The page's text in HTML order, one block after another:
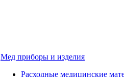
Мед приборы и изделия
Расходные медицинские